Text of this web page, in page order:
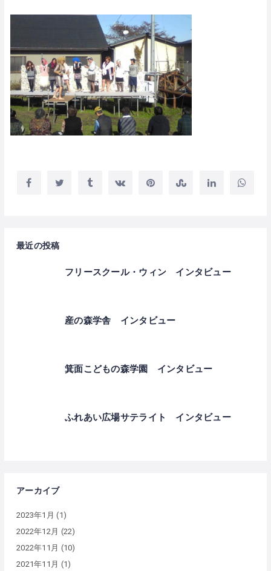
最近の投稿
フリースクール・ウィン インタビュー
産の森学舎 インタビュー
箕面こどもの森学園 インタビュー
ふれあい広場サテライト インタビュー
アーカイブ
2023年1月 (1)
2022年12月 (22)
2022年11月 (10)
2021年11月 (1)